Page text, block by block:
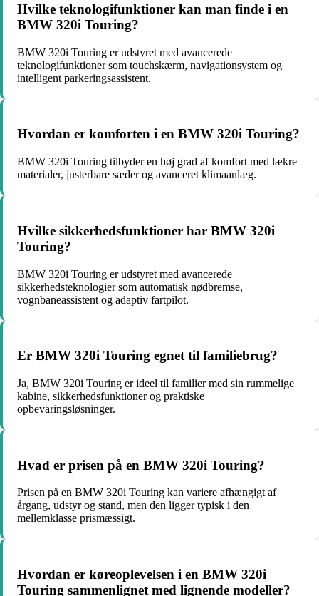
Hvilke teknologifunktioner kan man finde i en
BMW 320i Touring?
BMW 320i Touring er udstyret med avancerede
teknologifunktioner som touchskærm, navigationsystem og
intelligent parkeringsassistent.
Hvordan er komforten i en BMW 320i Touring?
BMW 320i Touring tilbyder en høj grad af komfort med lækre
materialer, justerbare sæder og avanceret klimaanlæg.
Hvilke sikkerhedsfunktioner har BMW 320i
Touring?
BMW 320i Touring er udstyret med avancerede
sikkerhedsteknologier som automatisk nødbremse,
vognbaneassistent og adaptiv fartpilot.
Er BMW 320i Touring egnet til familiebrug?
Ja, BMW 320i Touring er ideel til familier med sin rummelige
kabine, sikkerhedsfunktioner og praktiske
opbevaringsløsninger.
Hvad er prisen på en BMW 320i Touring?
Prisen på en BMW 320i Touring kan variere afhængigt af
årgang, udstyr og stand, men den ligger typisk i den
mellemklasse prismæssigt.
Hvordan er køreoplevelsen i en BMW 320i
Touring sammenlignet med lignende modeller?